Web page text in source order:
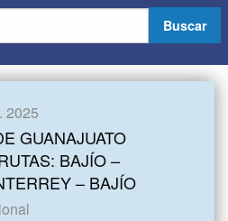
Buscar
2025
GUANAJUATO
BAJÍO –
– BAJÍO